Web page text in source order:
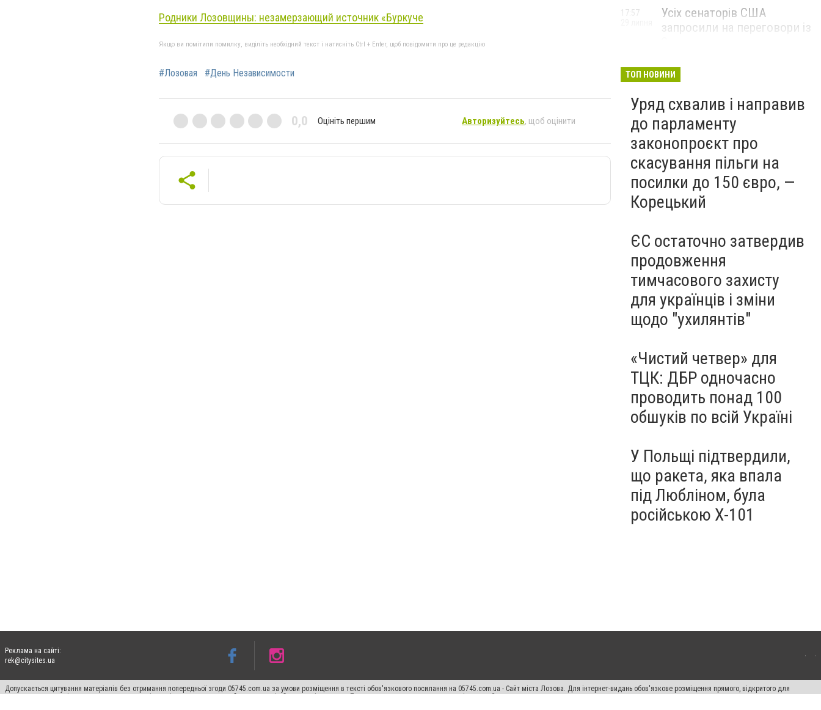
Родники Лозовщины: незамерзающий источник «Буркуче
Якщо ви помітили помилку, виділіть необхідний текст і натисніть Ctrl + Enter, щоб повідомити про це редакцію
#Лозовая #День Независимости
0,0 Оцініть першим Авторизуйтесь, щоб оцінити
Усіх сенаторів США
запросили на переговори із
Росії, – The Hill
17:57
ТОП НОВИНИ
Уряд схвалив і направив
до парламенту
законопроєкт про
скасування пільги на
посилки до 150 євро, —
Корецький
ЄС остаточно затвердив
продовження
тимчасового захисту
для українців і зміни
щодо "ухилянтів"
«Чистий четвер» для
ТЦК: ДБР одночасно
проводить понад 100
обшуків по всій Україні
У Польщі підтвердили,
що ракета, яка впала
під Любліном, була
російською Х-101
Реклама на сайті:
rek@citysites.ua
Допускається цитування матеріалів без отримання попередньої згоди 05745.com.ua за умови розміщення в тексті обов'язкового посилання на 05745.com.ua - Сайт міста Лозова. Для інтернет-видань обов'язкове розміщення прямого, відкритого для
пошукових систем гіперпосилання на цитовані статті не нижче другого абзацу в тексті або в якості джерела. Порушення виняткових прав переслідується Законом.